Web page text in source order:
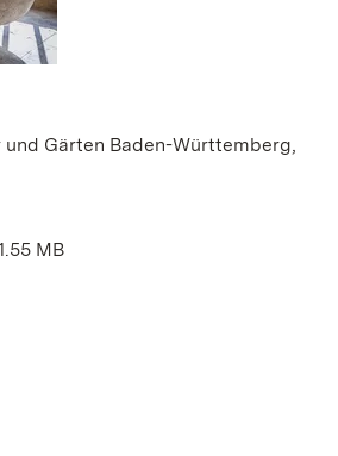
Gärten Baden-Württemberg,
MB